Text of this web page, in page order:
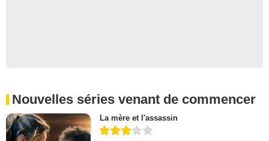
Nouvelles séries venant de commencer
La mère et l'assassin